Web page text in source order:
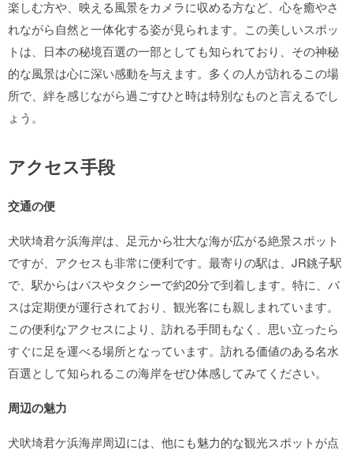
楽しむ方や、映える風景をカメラに収める方など、心を癒やさ
れながら自然と一体化する姿が見られます。この美しいスポッ
トは、日本の秘境百選の一部としても知られており、その神秘
的な風景は心に深い感動を与えます。多くの人が訪れるこの場
所で、絆を感じながら過ごすひと時は特別なものと言えるでし
ょう。
アクセス手段
交通の便
犬吠埼君ケ浜海岸は、足元から壮大な海が広がる絶景スポット
ですが、アクセスも非常に便利です。最寄りの駅は、JR銚子駅
で、駅からはバスやタクシーで約20分で到着します。特に、バ
スは定期便が運行されており、観光客にも親しまれています。
この便利なアクセスにより、訪れる手間もなく、思い立ったら
すぐに足を運べる場所となっています。訪れる価値のある名水
百選として知られるこの海岸をぜひ体感してみてください。
周辺の魅力
犬吠埼君ケ浜海岸周辺には、他にも魅力的な観光スポットが点